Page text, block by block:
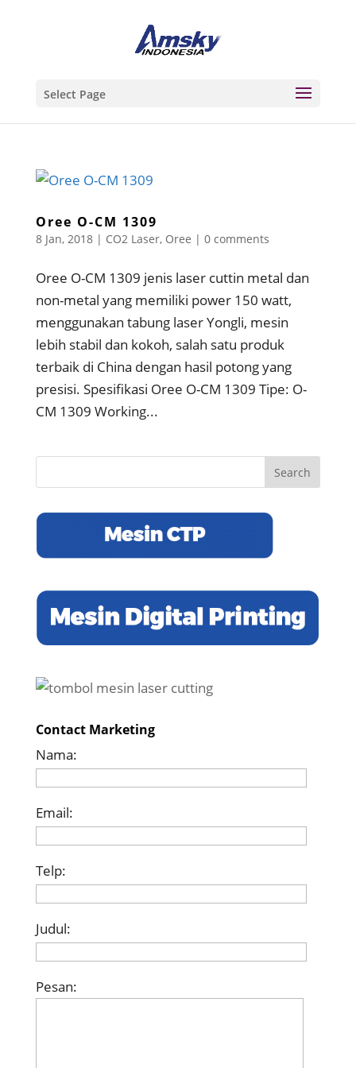
Select Page
Oree O-CM 1309
8 Jan, 2018| CO2 Laser, Oree | 0 comments
Oree O-CM 1309 jenis laser cuttin metal dan
non-metal yang memiliki power 150 watt,
menggunakan tabung laser Yongli, mesin
lebih stabil dan kokoh, salah satu produk
terbaik di China dengan hasil potong yang
presisi. Spesifikasi Oree O-CM 1309 Tipe: O-
CM 1309 Working...
Contact Marketing
Nama:
Email:
Telp:
Judul:
Pesan: